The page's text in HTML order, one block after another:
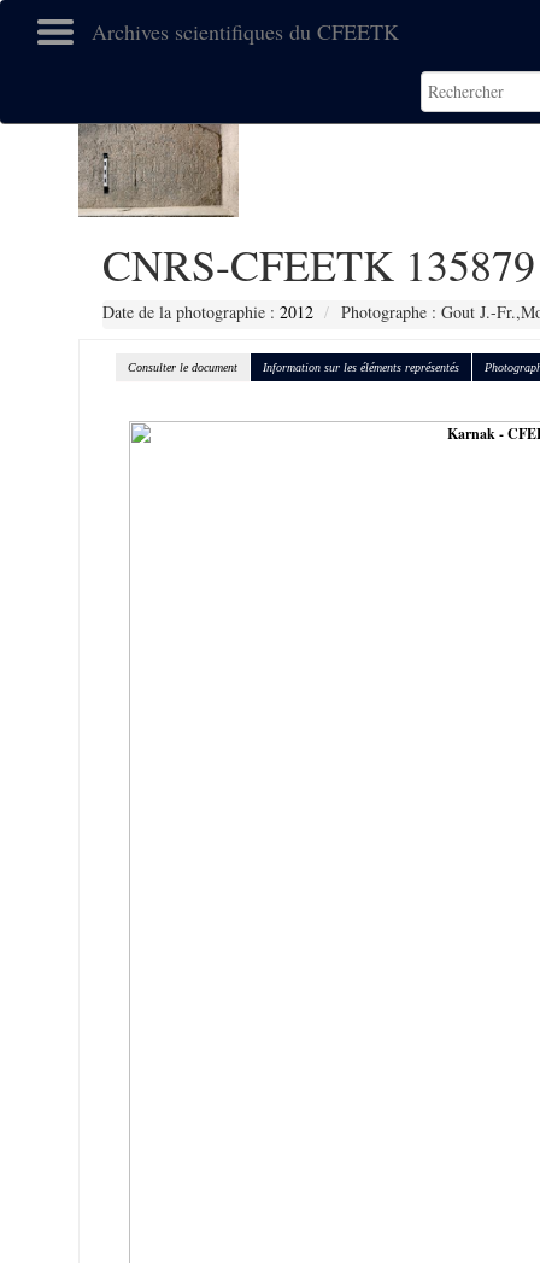
Archives scientifiques du CFEETK
CNRS-CFEETK 135879
Date de la photographie : 2012 Photographe : Gout J.-
Consulter le document Information sur les éléments représentés